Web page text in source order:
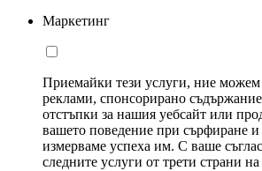
Маркетинг
Приемайки тези услуги, ние можем
реклами, спонсорирано
отстъпки за нашия уебсайт или
вашето поведение при сърфиране и
измерваме успеха им. С ваше
следните услуги от трети страни на